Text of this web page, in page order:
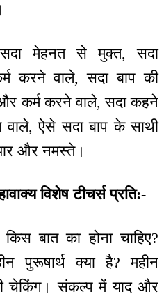
मेहनत से मुक्त, सदा
करने वाले, सदा बाप की
कर्म करने वाले, सदा कहने
ऐसे सदा बाप के साथी
और नमस्ते।
विशेष टीचर्स प्रति:-
बात का होना चाहिए?
पुरूषार्थ क्या है? महीन
चेकिंग। संकल्प में याद और